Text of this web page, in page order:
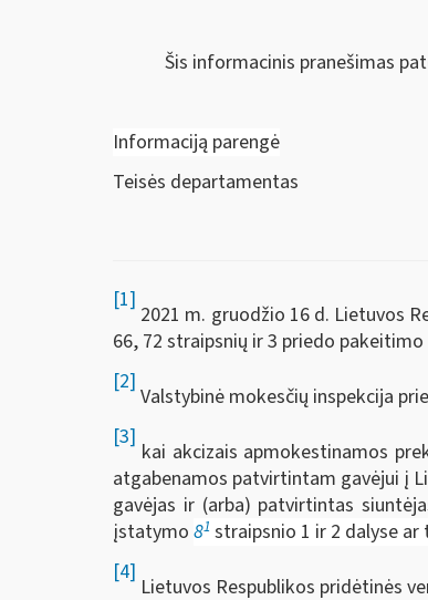
Šis informacinis pranešimas
Informaciją parengė
Teisės departamentas
[1]
2021 m. gruodžio 16 d. Lietuvos
66, 72 straipsnių ir 3 priedo
[2]
Valstybinė mokesčių inspekcija
[3]
kai akcizais apmokestinamos
atgabenamos patvirtintam gavėjui į
gavėjas ir (arba) patvirtintas
įstatymo 81 straipsnio 1 ir 2 dalyse
[4]
Lietuvos Respublikos pridėtinės